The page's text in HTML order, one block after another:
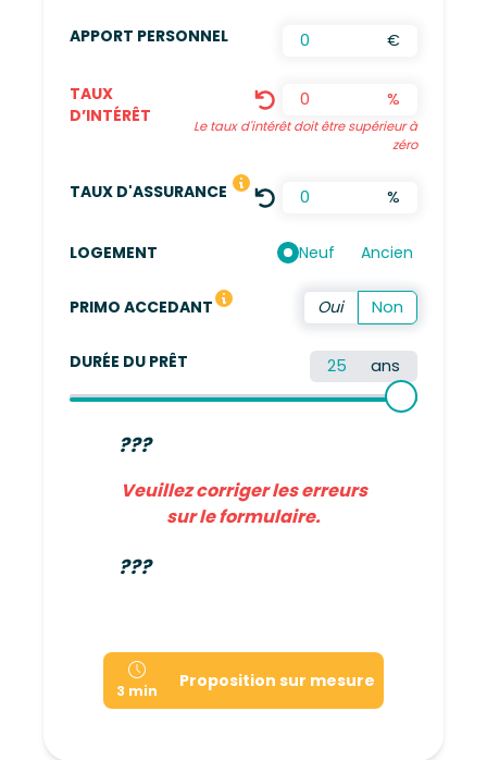
APPORT PERSONNEL €
TAUX
D’INTÉRÊT
%
Le taux d'intérêt doit être supérieur à
zéro
TAUX D'ASSURANCE LE TAUX DÉFINI EST UNE
%
LOGEMENT Neuf Ancien
PRIMO ACCEDANT
Vous n'avez pas été propriétaire de votre résidence
DURÉE DU PRÊT ans
???
Veuillez corriger les erreurs
sur le formulaire.
???
3 min Proposition sur mesure